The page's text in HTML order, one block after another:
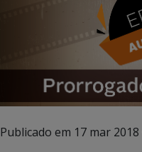
Publicado em 17 mar 2018